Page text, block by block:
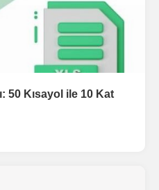
50 Kısayol ile 10 Kat